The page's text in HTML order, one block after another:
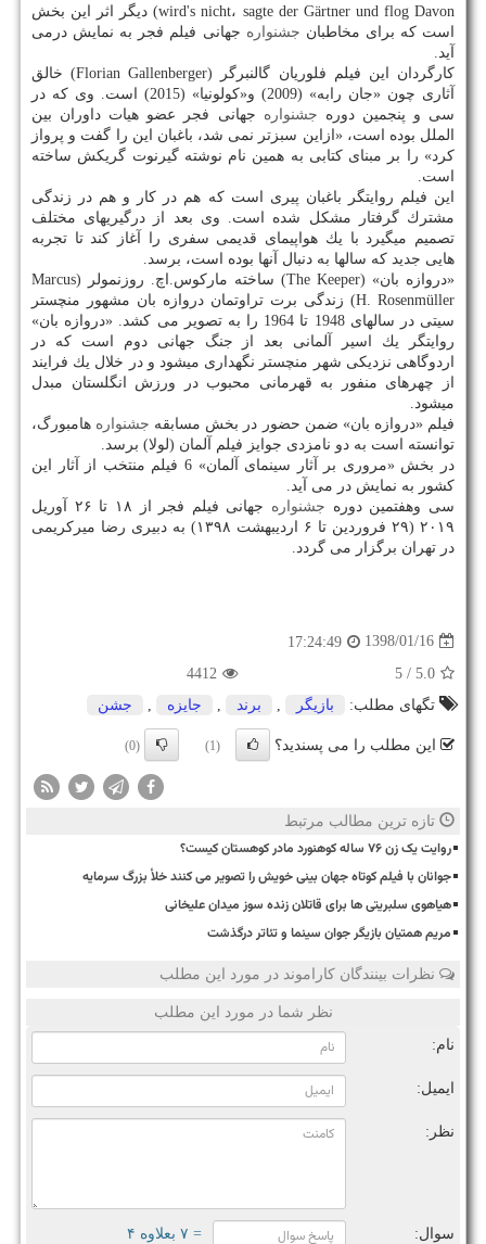
wird's nicht، sagte der Gärtner und flog Davon) دیگر اثر این بخش
است كه برای مخاطبان جشنواره جهانی فیلم فجر به نمایش درمی
آید.
كارگردان این فیلم فلوریان گالنبرگر (Florian Gallenberger) خالق
آثاری چون «جان رابه» (2009) و«كولونیا» (2015) است. وی كه در
سی و پنجمین دوره جشنواره جهانی فجر عضو هیات داوران بین
الملل بوده است، «ازاین سبزتر نمی شد، باغبان این را گفت و پرواز
كرد» را بر مبنای كتابی به همین نام نوشته گیرنوت گریكش ساخته
است.
این فیلم روایتگر باغبان پیری است كه هم در كار و هم در زندگی
مشترك گرفتار مشكل شده است. وی بعد از درگیریهای مختلف
تصمیم میگیرد با یك هواپیمای قدیمی سفری را آغاز كند تا تجربه
هایی جدید كه سالها به دنبال آنها بوده است، برسد.
«دروازه بان» (The Keeper) ساخته ماركوس.اچ. روزنمولر (Marcus
H. Rosenmüller) زندگی برت تراوتمان دروازه بان مشهور منچستر
سیتی در سالهای 1948 تا 1964 را به تصویر می كشد. «دروازه بان»
روایتگر یك اسیر آلمانی بعد از جنگ جهانی دوم است كه در
اردوگاهی نزدیكی شهر منچستر نگهداری میشود و در خلال یك فرایند
از چهرهای منفور به قهرمانی محبوب در ورزش انگلستان مبدل
میشود.
فیلم «دروازه بان» ضمن حضور در بخش مسابقه جشنواره هامبورگ،
توانسته است به دو نامزدی جوایز فیلم آلمان (لولا) برسد.
در بخش «مروری بر آثار سینمای آلمان» 6 فیلم منتخب از آثار این
كشور به نمایش در می آید.
سی وهفتمین دوره جشنواره
جهانی فیلم فجر از ۱۸ تا ۲۶ آوریل
۲۰۱۹ (۲۹ فروردین تا ۶ اردیبهشت ۱۳۹۸) به دبیری رضا میركریمی
در تهران برگزار می گردد.
1398/01/16
17:24:49
5.0
/ 5
4412
تگهای مطلب:
بازیگر , برند , جایزه , جشن
این مطلب را می پسندید؟ (1)
(0)
تازه ترین مطالب مرتبط
روایت یک زن ۷۶ ساله کوهنورد مادر کوهستان کیست؟
جوانان با فیلم کوتاه جهان بینی خویش را تصویر می کنند خلأ بزرگ سرمایه
هیاهوی سلبریتی ها برای قاتلان زنده سوز میدان علیخانی
مریم همتیان بازیگر جوان سینما و تئاتر درگذشت
نظرات بینندگان کاراموند در مورد این مطلب
نظر شما در مورد این مطلب
نام:
ایمیل:
نظر:
سوال: = ۷ بعلاوه ۴